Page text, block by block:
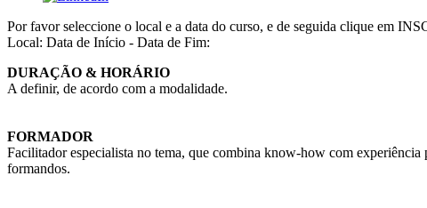
Por favor seleccione o local e a data do curso, e de seguida clique em
Local: Data de Início - Data de Fim:
DURAÇÃO & HORÁRIO
A definir, de acordo com a modalidade.
FORMADOR
Facilitador especialista no tema, que combina know-how com experiência
formandos.